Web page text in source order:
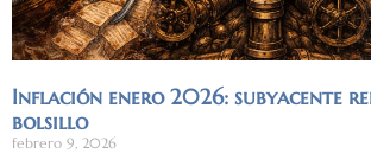
Inflación enero 2026: subyacente
bolsillo
febrero 9, 2026